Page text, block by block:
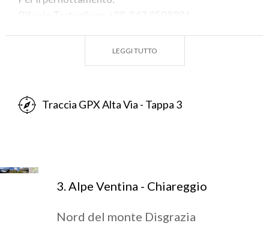
del Grillo, Chiareggio, Genziana)
LEGGI TUTTO
Traccia GPX Alta Via - Tappa 3
3. Alpe Ventina - Chiareggio
Nord del monte Disgrazia